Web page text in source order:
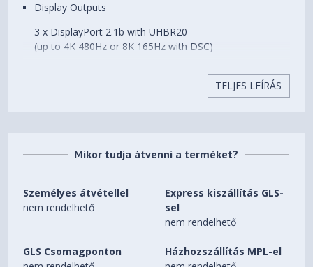
Display Outputs
3 x DisplayPort 2.1b with UHBR20
(up to 4K 480Hz or 8K 165Hz with DSC)
1 x HDMI® Connector
(Supports 4K 480Hz HDR or 8K 120Hz HDR with DSC,
and Gaming VRR as specified in the HDMI 2.1b
2.3
Quad Display
600W
TELJES LEÍRÁS
Mikor tudja átvenni a terméket?
Személyes átvétellel
nem rendelhető
Express kiszállítás GLS-
sel
nem rendelhető
GLS Csomagponton
Házhozszállítás MPL-el